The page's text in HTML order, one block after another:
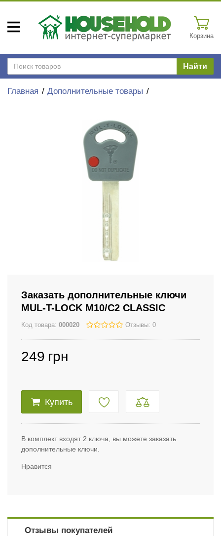
Корзина
Найти
Главная Дополнительные товары
Заказать дополнительные ключи
MUL-T-LOCK M10/C2 CLASSIC
Код товара: 000020 Отзывы: 0
249 грн
Купить
В комплект входят 2 ключа, вы можете заказать
дополнительные ключи.
Нравится
Отзывы покупателей